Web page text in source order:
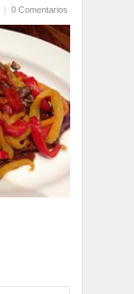
| 0 Comentarios